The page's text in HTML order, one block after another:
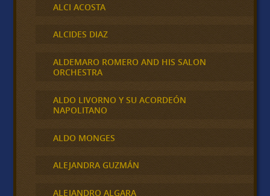
ALCI ACOSTA
ALCIDES DIAZ
ALDEMARO ROMERO AND HIS SALON
ORCHESTRA
ALDO LIVORNO Y SU ACORDEÓN
NAPOLITANO
ALDO MONGES
ALEJANDRA GUZMÁN
ALEJANDRO ALGARA